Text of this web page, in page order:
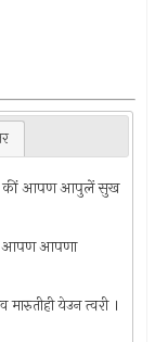
। कीं आपण आपुलें सुख
आपण आपणा
येउन त्वरी ।